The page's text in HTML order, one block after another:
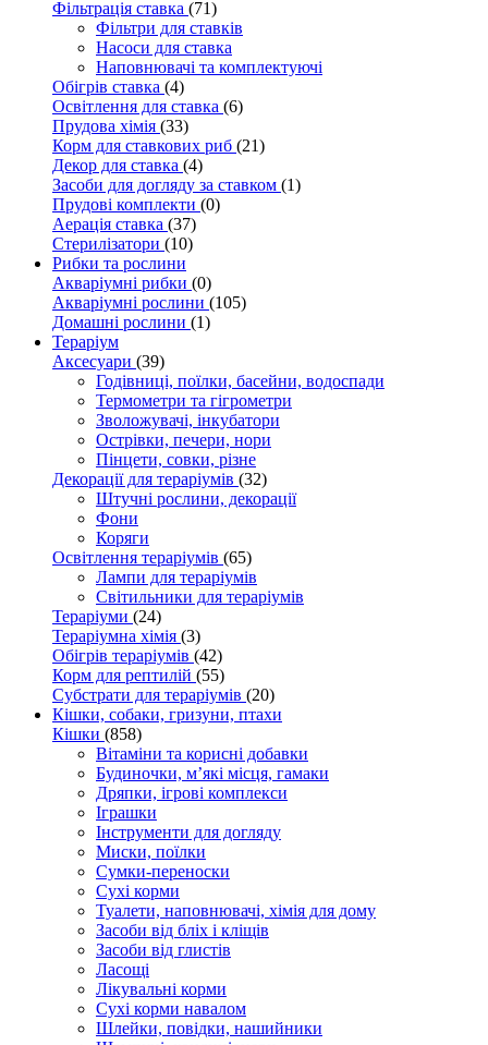
Фільтрація ставка (71)
Фільтри для ставків
Насоси для ставка
Наповнювачі та комплектуючі
Обігрів ставка (4)
Освітлення для ставка (6)
Прудова хімія (33)
Корм для ставкових риб (21)
Декор для ставка (4)
Засоби для догляду за ставком (1)
Прудові комплекти (0)
Аерація ставка (37)
Стерилізатори (10)
Рибки та рослини
Акваріумні рибки (0)
Акваріумні рослини (105)
Домашні рослини (1)
Тераріум
Аксесуари (39)
Годівниці, поїлки, басейни, водоспади
Термометри та гігрометри
Зволожувачі, інкубатори
Острівки, печери, нори
Пінцети, совки, різне
Декорації для тераріумів (32)
Штучні рослини, декорації
Фони
Коряги
Освітлення тераріумів (65)
Лампи для тераріумів
Світильники для тераріумів
Тераріуми (24)
Тераріумна хімія (3)
Обігрів тераріумів (42)
Корм для рептилій (55)
Субстрати для тераріумів (20)
Кішки, собаки, гризуни, птахи
Кішки (858)
Вітаміни та корисні добавки
Будиночки, м’які місця, гамаки
Дряпки, ігрові комплекси
Іграшки
Інструменти для догляду
Миски, поїлки
Сумки-переноски
Сухі корми
Туалети, наповнювачі, хімія для дому
Засоби від бліх і кліщів
Засоби від глистів
Ласощі
Лікувальні корми
Сухі корми навалом
Шлейки, повідки, нашийники